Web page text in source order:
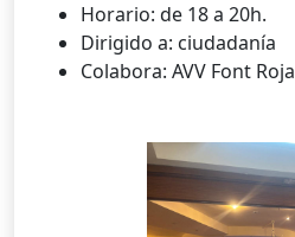
Horario: de 18 a 20h.
Dirigido a: ciudadanía
Colabora: AVV Font Roja